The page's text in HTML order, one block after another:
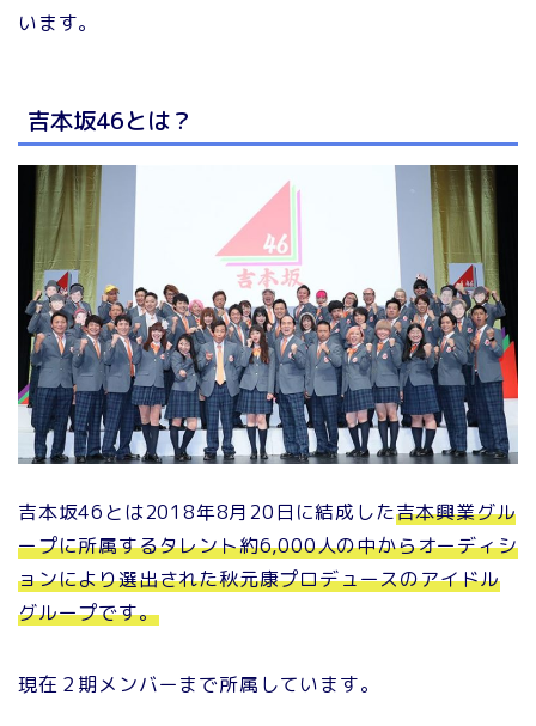
います。
吉本坂46とは？
吉本坂46とは2018年8月20日に結成した吉本興業グル
ープに所属するタレント約6,000人の中からオーディシ
ョンにより選出された秋元康プロデュースのアイドル
グループです。
現在２期メンバーまで所属しています。